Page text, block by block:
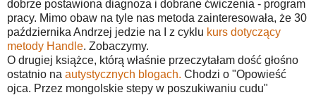
dobrze postawiona diagnoza i dobrane ćwiczenia - program
pracy. Mimo obaw na tyle nas metoda zainteresowała, że 30
października Andrzej jedzie na I z cyklu kurs dotyczący
metody Handle. Zobaczymy.
O drugiej książce, którą właśnie przeczytałam dość głośno
ostatnio na autystycznych blogach. Chodzi o "Opowieść
ojca. Przez mongolskie stepy w poszukiwaniu cudu"